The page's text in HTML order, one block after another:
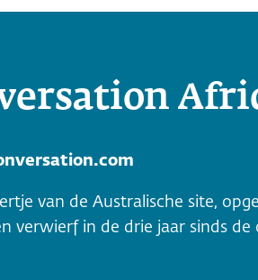
van de Australische site,
verwierf in de drie jaar sinds de